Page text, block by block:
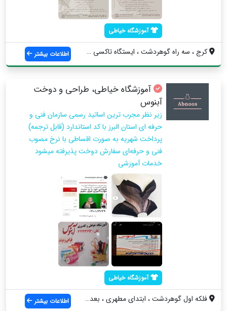
آموزشگاه خیاطی
کرج ، سه راه گوهردشت ، ایستگاه تاکسی گوه... اطلاعات بیشتر
آموزشگاه خیاطی، طراحی و دوخت
آبنوس
زیر نظر مجرب ترین اساتید رسمی سازمان فنی و
حرفه ای استان البرز با کد استاندارد (قابل ترجمه)
پرداخت شهریه به صورت اقساطی با نرخ مصوب
فنی و حرفه‌ای سفارش دوخت پذیرفته میشود
خدمات آموزشی
آموزشگاه خیاطی
فلکه اول گوهردشت ، ابتدای مطهری ، بعد از... اطلاعات بیشتر